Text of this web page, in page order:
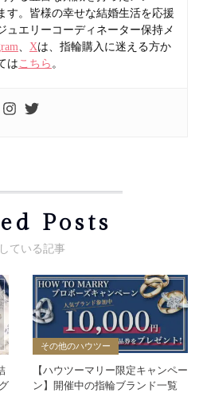
す。皆様の幸せな結婚生活を応援
ュエリーコーディネーター保持メ
、 Xは、指輪購入に迷える方か
は こちら 。
Posts
その他のハウツー
【ハウツーマリー限定キャンペー
ン】開催中の指輪ブランド一覧